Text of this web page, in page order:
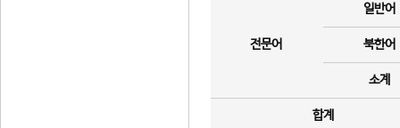
전문어
일반어
북한어
소계
합계